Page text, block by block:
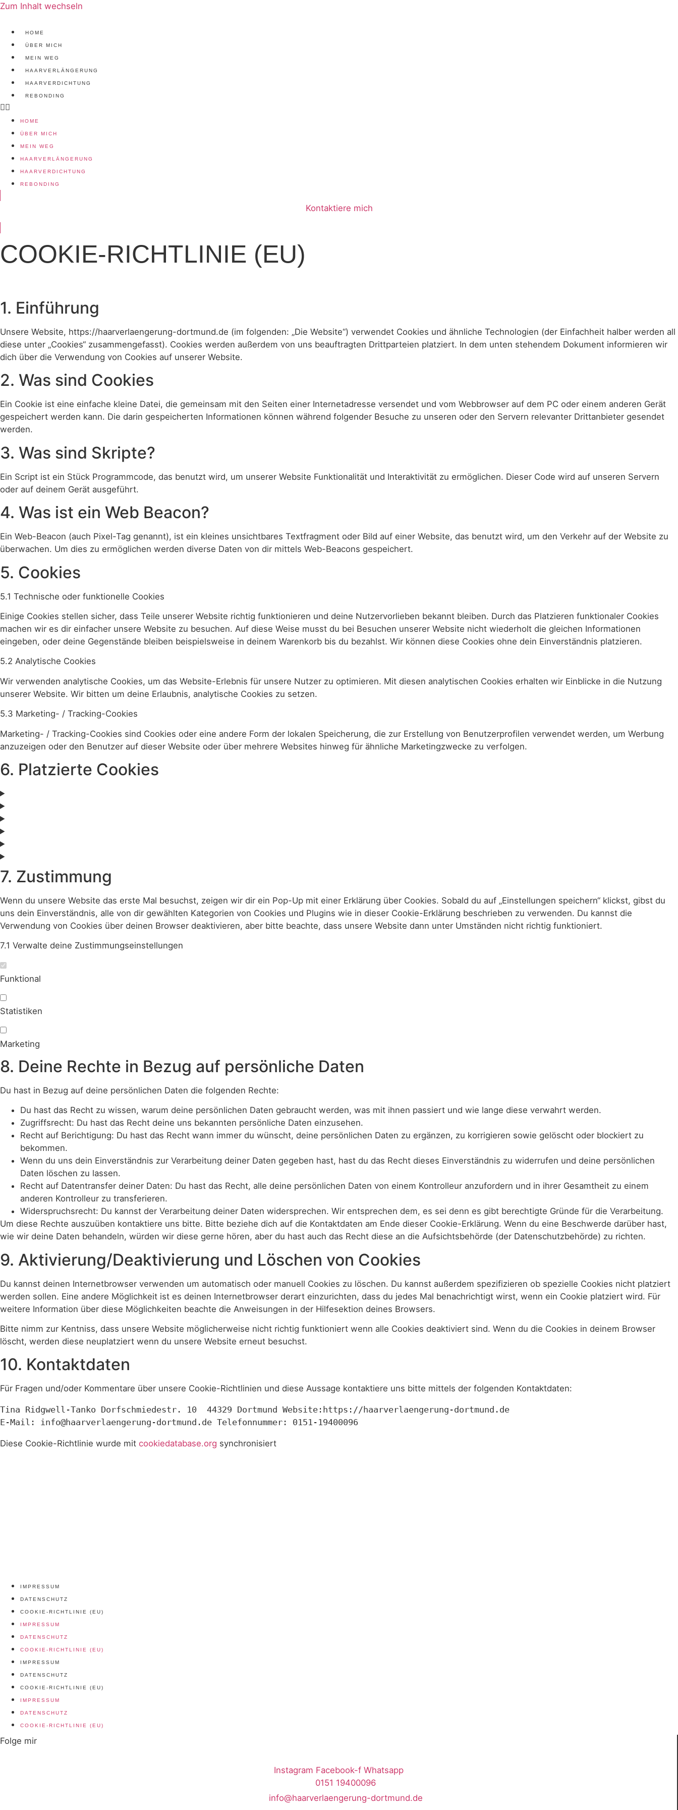
Zum Inhalt wechseln
HOME
ÜBER MICH
MEIN WEG
HAARVERLÄNGERUNG
HAARVERDICHTUNG
REBONDING
HOME
ÜBER MICH
MEIN WEG
HAARVERLÄNGERUNG
HAARVERDICHTUNG
REBONDING
Kontaktiere mich
COOKIE-RICHTLINIE (EU)
1. Einführung
Unsere Website, https://haarverlaengerung-dortmund.de (im folgenden: „Die Website“) verwendet Cookies und ähnliche Technologien (der Einfachheit halber werden all
diese unter „Cookies“ zusammengefasst). Cookies werden außerdem von uns beauftragten Drittparteien platziert. In dem unten stehendem Dokument informieren wir
dich über die Verwendung von Cookies auf unserer Website.
2. Was sind Cookies
Ein Cookie ist eine einfache kleine Datei, die gemeinsam mit den Seiten einer Internetadresse versendet und vom Webbrowser auf dem PC oder einem anderen Gerät
gespeichert werden kann. Die darin gespeicherten Informationen können während folgender Besuche zu unseren oder den Servern relevanter Drittanbieter gesendet
werden.
3. Was sind Skripte?
Ein Script ist ein Stück Programmcode, das benutzt wird, um unserer Website Funktionalität und Interaktivität zu ermöglichen. Dieser Code wird auf unseren Servern
oder auf deinem Gerät ausgeführt.
4. Was ist ein Web Beacon?
Ein Web-Beacon (auch Pixel-Tag genannt), ist ein kleines unsichtbares Textfragment oder Bild auf einer Website, das benutzt wird, um den Verkehr auf der Website zu
überwachen. Um dies zu ermöglichen werden diverse Daten von dir mittels Web-Beacons gespeichert.
5. Cookies
5.1 Technische oder funktionelle Cookies
Einige Cookies stellen sicher, dass Teile unserer Website richtig funktionieren und deine Nutzervorlieben bekannt bleiben. Durch das Platzieren funktionaler Cookies
machen wir es dir einfacher unsere Website zu besuchen. Auf diese Weise musst du bei Besuchen unserer Website nicht wiederholt die gleichen Informationen
eingeben, oder deine Gegenstände bleiben beispielsweise in deinem Warenkorb bis du bezahlst. Wir können diese Cookies ohne dein Einverständnis platzieren.
5.2 Analytische Cookies
Wir verwenden analytische Cookies, um das Website-Erlebnis für unsere Nutzer zu optimieren. Mit diesen analytischen Cookies erhalten wir Einblicke in die Nutzung
unserer Website. Wir bitten um deine Erlaubnis, analytische Cookies zu setzen.
5.3 Marketing- / Tracking-Cookies
Marketing- / Tracking-Cookies sind Cookies oder eine andere Form der lokalen Speicherung, die zur Erstellung von Benutzerprofilen verwendet werden, um Werbung
anzuzeigen oder den Benutzer auf dieser Website oder über mehrere Websites hinweg für ähnliche Marketingzwecke zu verfolgen.
6. Platzierte Cookies
7. Zustimmung
Wenn du unsere Website das erste Mal besuchst, zeigen wir dir ein Pop-Up mit einer Erklärung über Cookies. Sobald du auf „Einstellungen speichern“ klickst, gibst du
uns dein Einverständnis, alle von dir gewählten Kategorien von Cookies und Plugins wie in dieser Cookie-Erklärung beschrieben zu verwenden. Du kannst die
Verwendung von Cookies über deinen Browser deaktivieren, aber bitte beachte, dass unsere Website dann unter Umständen nicht richtig funktioniert.
7.1 Verwalte deine Zustimmungseinstellungen
Funktional
Statistiken
Marketing
8. Deine Rechte in Bezug auf persönliche Daten
Du hast in Bezug auf deine persönlichen Daten die folgenden Rechte:
Du hast das Recht zu wissen, warum deine persönlichen Daten gebraucht werden, was mit ihnen passiert und wie lange diese verwahrt werden.
Zugriffsrecht: Du hast das Recht deine uns bekannten persönliche Daten einzusehen.
Recht auf Berichtigung: Du hast das Recht wann immer du wünscht, deine persönlichen Daten zu ergänzen, zu korrigieren sowie gelöscht oder blockiert zu
bekommen.
Wenn du uns dein Einverständnis zur Verarbeitung deiner Daten gegeben hast, hast du das Recht dieses Einverständnis zu widerrufen und deine persönlichen
Daten löschen zu lassen.
Recht auf Datentransfer deiner Daten: Du hast das Recht, alle deine persönlichen Daten von einem Kontrolleur anzufordern und in ihrer Gesamtheit zu einem
anderen Kontrolleur zu transferieren.
Widerspruchsrecht: Du kannst der Verarbeitung deiner Daten widersprechen. Wir entsprechen dem, es sei denn es gibt berechtigte Gründe für die Verarbeitung.
Um diese Rechte auszuüben kontaktiere uns bitte. Bitte beziehe dich auf die Kontaktdaten am Ende dieser Cookie-Erklärung. Wenn du eine Beschwerde darüber hast,
wie wir deine Daten behandeln, würden wir diese gerne hören, aber du hast auch das Recht diese an die Aufsichtsbehörde (der Datenschutzbehörde) zu richten.
9. Aktivierung/Deaktivierung und Löschen von Cookies
Du kannst deinen Internetbrowser verwenden um automatisch oder manuell Cookies zu löschen. Du kannst außerdem spezifizieren ob spezielle Cookies nicht platziert
werden sollen. Eine andere Möglichkeit ist es deinen Internetbrowser derart einzurichten, dass du jedes Mal benachrichtigt wirst, wenn ein Cookie platziert wird. Für
weitere Information über diese Möglichkeiten beachte die Anweisungen in der Hilfesektion deines Browsers.
Bitte nimm zur Kentniss, dass unsere Website möglicherweise nicht richtig funktioniert wenn alle Cookies deaktiviert sind. Wenn du die Cookies in deinem Browser
löscht, werden diese neuplatziert wenn du unsere Website erneut besuchst.
10. Kontaktdaten
Für Fragen und/oder Kommentare über unsere Cookie-Richtlinien und diese Aussage kontaktiere uns bitte mittels der folgenden Kontaktdaten:
Tina Ridgwell-Tanko Dorfschmiedestr. 10  44329 Dortmund Website:https://haarverlaengerung-dortmund.de
E-Mail: info@haarverlaengerung-dortmund.de Telefonnummer: 0151-19400096
Diese Cookie-Richtlinie wurde mit cookiedatabase.org synchronisiert
IMPRESSUM
DATENSCHUTZ
COOKIE-RICHTLINIE (EU)
IMPRESSUM
DATENSCHUTZ
COOKIE-RICHTLINIE (EU)
IMPRESSUM
DATENSCHUTZ
COOKIE-RICHTLINIE (EU)
IMPRESSUM
DATENSCHUTZ
COOKIE-RICHTLINIE (EU)
Folge mir
Instagram Facebook-f Whatsapp
0151 19400096
info@haarverlaengerung-dortmund.de